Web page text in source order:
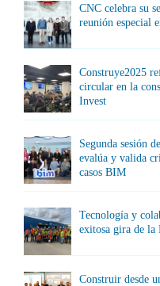
CNC celebra su
reunión especial
Construye2025
circular en la
Invest
Segunda sesión
evalúa y valida
casos BIM
Tecnología y
exitosa gira de la
Construir desde